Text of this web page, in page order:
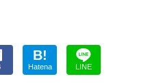
B!
Hatena LINE